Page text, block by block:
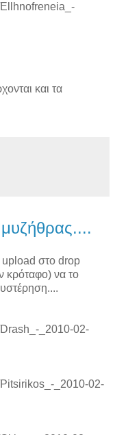
και τα
upload στο drop
κρόταφο) να το
_2010-02-
_2010-02-